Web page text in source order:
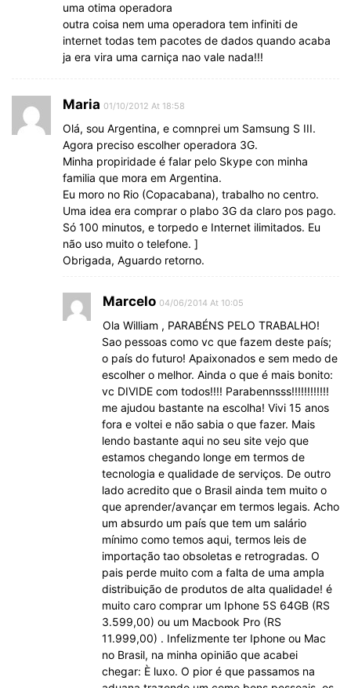
uma otima operadora
outra coisa nem uma operadora tem infiniti de
internet todas tem pacotes de dados quando acaba
ja era vira uma carniça nao vale nada!!!
Maria 01/10/2012 At 18:58
Olá, sou Argentina, e comnprei um Samsung S III.
Agora preciso escolher operadora 3G.
Minha propiridade é falar pelo Skype con minha
familia que mora em Argentina.
Eu moro no Rio (Copacabana), trabalho no centro.
Uma idea era comprar o plabo 3G da claro pos pago.
Só 100 minutos, e torpedo e Internet ilimitados. Eu
não uso muito o telefone. ]
Obrigada, Aguardo retorno.
Marcelo 04/06/2014 At 10:05
Ola William , PARABÉNS PELO TRABALHO!
Sao pessoas como vc que fazem deste país;
o país do futuro! Apaixonados e sem medo de
escolher o melhor. Ainda o que é mais bonito:
vc DIVIDE com todos!!!! Parabennsss!!!!!!!!!!!!
me ajudou bastante na escolha! Vivi 15 anos
fora e voltei e não sabia o que fazer. Mais
lendo bastante aqui no seu site vejo que
estamos chegando longe em termos de
tecnologia e qualidade de serviços. De outro
lado acredito que o Brasil ainda tem muito o
que aprender/avançar em termos legais. Acho
um absurdo um país que tem um salário
mínimo como temos aqui, termos leis de
importação tao obsoletas e retrogradas. O
pais perde muito com a falta de uma ampla
distribuição de produtos de alta qualidade! é
muito caro comprar um Iphone 5S 64GB (RS
3.599,00) ou um Macbook Pro (RS
11.999,00) . Infelizmente ter Iphone ou Mac
no Brasil, na minha opinião que acabei
chegar: È luxo. O pior é que passamos na